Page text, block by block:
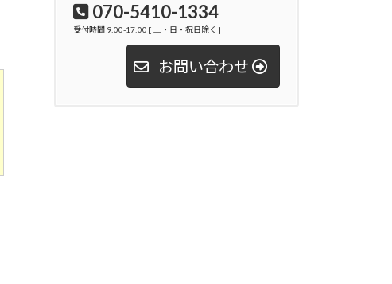
070-5410-1334
受付時間 9:00-17:00 [ 土・日・祝日除く ]
お問い合わせ